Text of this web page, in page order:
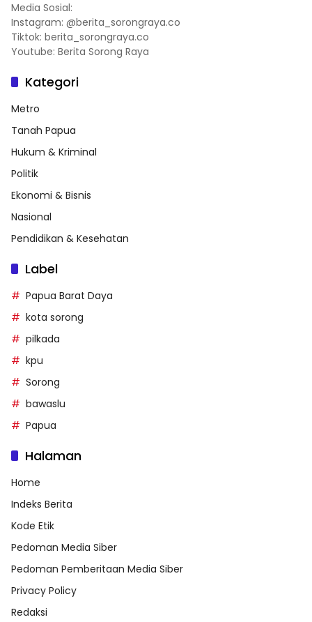
Media Sosial:
Instagram: @berita_sorongraya.co
Tiktok: berita_sorongraya.co
Youtube: Berita Sorong Raya
Kategori
Metro
Tanah Papua
Hukum & Kriminal
Politik
Ekonomi & Bisnis
Nasional
Pendidikan & Kesehatan
Label
Papua Barat Daya
kota sorong
pilkada
kpu
Sorong
bawaslu
Papua
Halaman
Home
Indeks Berita
Kode Etik
Pedoman Media Siber
Pedoman Pemberitaan Media Siber
Privacy Policy
Redaksi